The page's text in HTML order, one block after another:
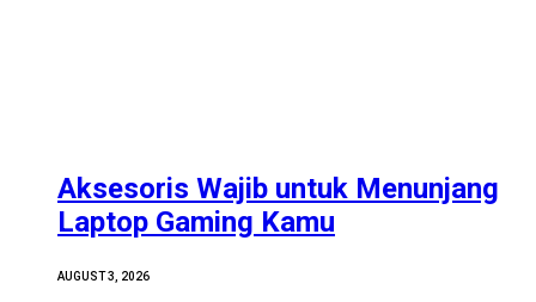
Aksesoris Wajib untuk Menunjang
Laptop Gaming Kamu
AUGUST 3, 2026